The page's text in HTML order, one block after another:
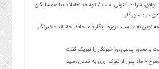
توافق، شرایط کنونی است / توسعه تعاملات با همسایگان
در دستور کار
نوین به مناسبت روزخبرنگار:قلم، حافظ حقیقت؛ خبرنگار،
با صدور پیامی روز خبرنگار را تبریک گفت
رسید